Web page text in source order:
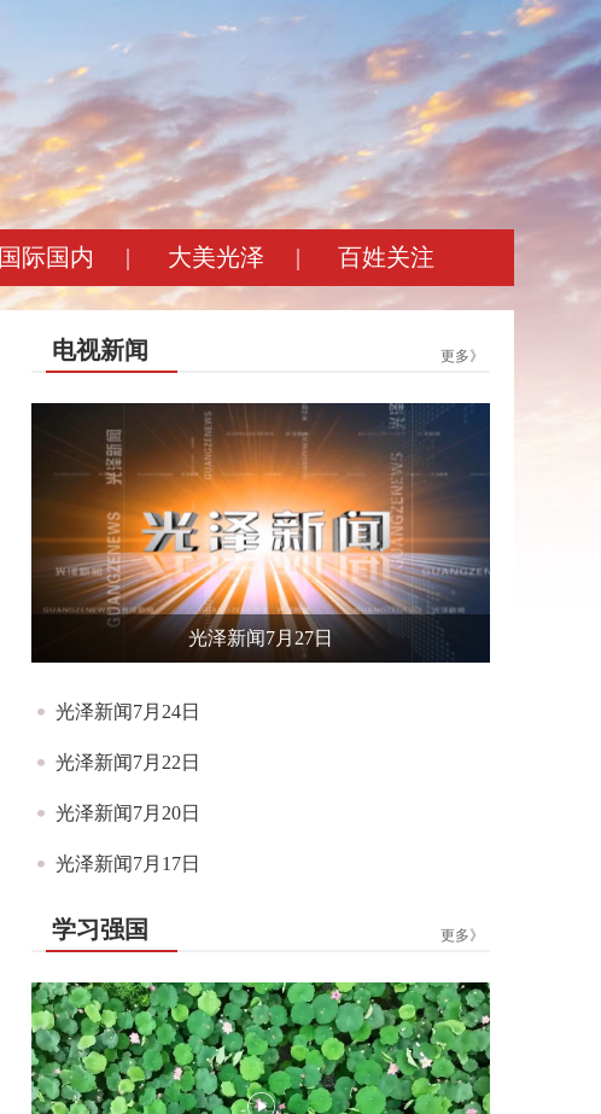
国际国内 | 大美光泽 | 百姓关注
更多》
电视新闻
光泽新闻7月27日
光泽新闻7月24日
光泽新闻7月22日
光泽新闻7月20日
光泽新闻7月17日
更多》
学习强国